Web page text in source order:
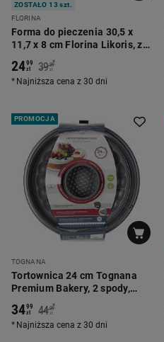
ZOSTAŁO 13 szt.
FLORINA
Forma do pieczenia 30,5 x
11,7 x 8 cm Florina Likoris, z
klamrą i talerzem, stal
węglowa
2499
zł 39 99
zł
*
Najniższa cena z 30 dni
PROMOCJA
TOGNANA
Tortownica 24 cm Tognana
Premium Bakery, 2 spody,
3499
zł 44 99
zł
*
Najniższa cena z 30 dni